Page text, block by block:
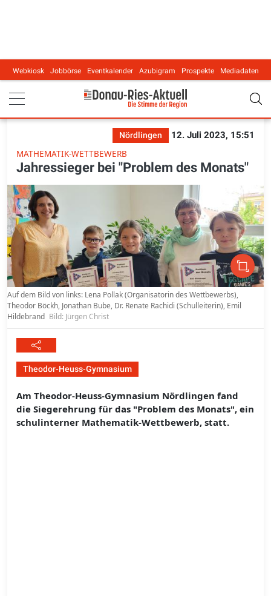
Main navigation
Webkiosk Jobbörse Eventkalender Azubigram Prospekte Mediadaten
Nördlingen
12. Juli 2023, 15:51
MATHEMATIK-WETTBEWERB
Jahressieger bei "Problem des Monats"
Auf dem Bild von links: Lena Pollak (Organisatorin des Wettbewerbs),
Theodor Böckh, Jonathan Bube, Dr. Renate Rachidi (Schulleiterin), Emil
Hildebrand Bild: Jürgen Christ
Theodor-Heuss-Gymnasium
Am Theodor-Heuss-Gymnasium Nördlingen fand
die Siegerehrung für das "Problem des Monats", ein
schulinterner Mathematik-Wettbewerb, statt.